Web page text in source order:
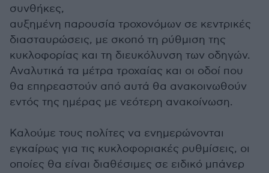
συνθήκες,
αυξημένη παρουσία τροχονόμων σε κεντρικές
διασταυρώσεις, με σκοπό τη ρύθμιση της
κυκλοφορίας και τη διευκόλυνση των οδηγών.
Αναλυτικά τα μέτρα τροχαίας και οι οδοί που
θα επηρεαστούν από αυτά θα ανακοινωθούν
εντός της ημέρας με νεότερη ανακοίνωση.
Καλούμε τους πολίτες να ενημερώνονται
εγκαίρως για τις κυκλοφοριακές ρυθμίσεις, οι
οποίες θα είναι διαθέσιμες σε ειδικό μπάνερ